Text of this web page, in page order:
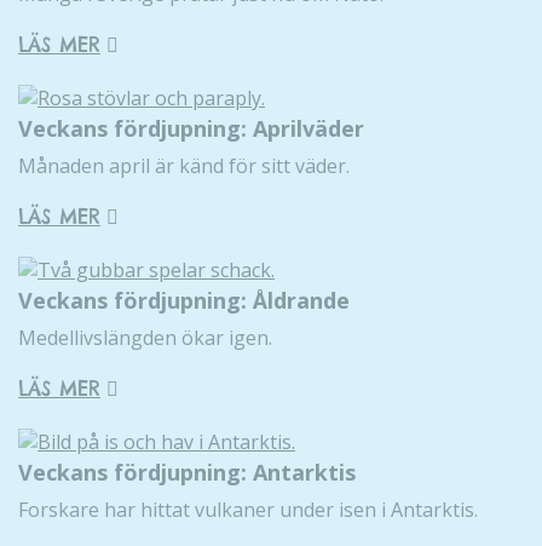
LÄS MER
Veckans fördjupning: Aprilväder
Månaden april är känd för sitt väder.
LÄS MER
Veckans fördjupning: Åldrande
Medellivslängden ökar igen.
LÄS MER
Veckans fördjupning: Antarktis
Forskare har hittat vulkaner under isen i Antarktis.